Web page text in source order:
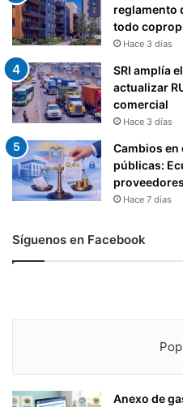
reglamento
todo
Hace 3 días
SRI amplía
actualizar
comercial
Hace 3 días
Cambios en
públicas:
Hace 7 días
Síguenos en Facebook
Anexo de